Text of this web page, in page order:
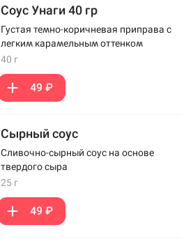
Соус Унаги 40 гр
Густая темно-коричневая приправа с
легким карамельным оттенком
40 г
49 ₽
Сырный соус
Сливочно-сырный соус на основе
твердого сыра
25 г
49 ₽